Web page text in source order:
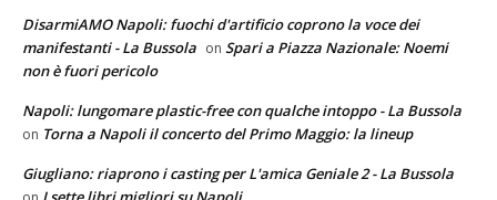
DisarmiAMO Napoli: fuochi d'artificio coprono la voce dei
manifestanti - La Bussola on Spari a Piazza Nazionale: Noemi
non è fuori pericolo
Napoli: lungomare plastic-free con qualche intoppo - La Bussola
on Torna a Napoli il concerto del Primo Maggio: la lineup
Giugliano: riaprono i casting per L'amica Geniale 2 - La Bussola